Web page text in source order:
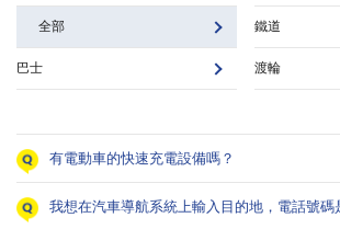
全部 鐵道
巴士 渡輪
有電動車的快速充電設備嗎？
我想在汽車導航系統上輸入目的地，電話號碼